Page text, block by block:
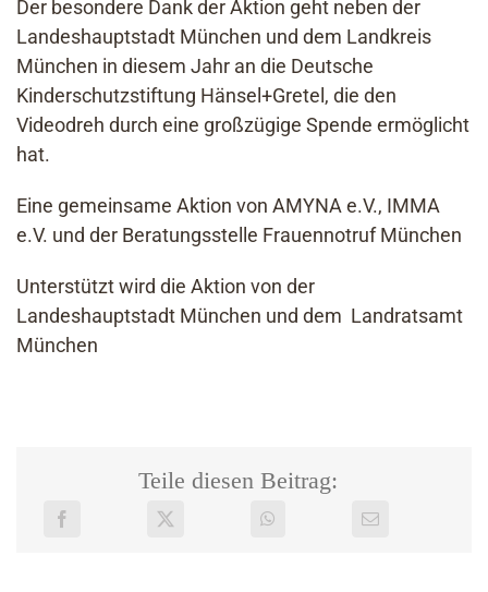
Der besondere Dank der Aktion geht neben der
Landeshauptstadt München und dem Landkreis
München in diesem Jahr an die Deutsche
Kinderschutzstiftung Hänsel+Gretel, die den
Videodreh durch eine großzügige Spende ermöglicht
hat.
Eine gemeinsame Aktion von AMYNA e.V., IMMA
e.V. und der Beratungsstelle Frauennotruf München
Unterstützt wird die Aktion von der
Landeshauptstadt München und dem Landratsamt
München
Teile diesen Beitrag: